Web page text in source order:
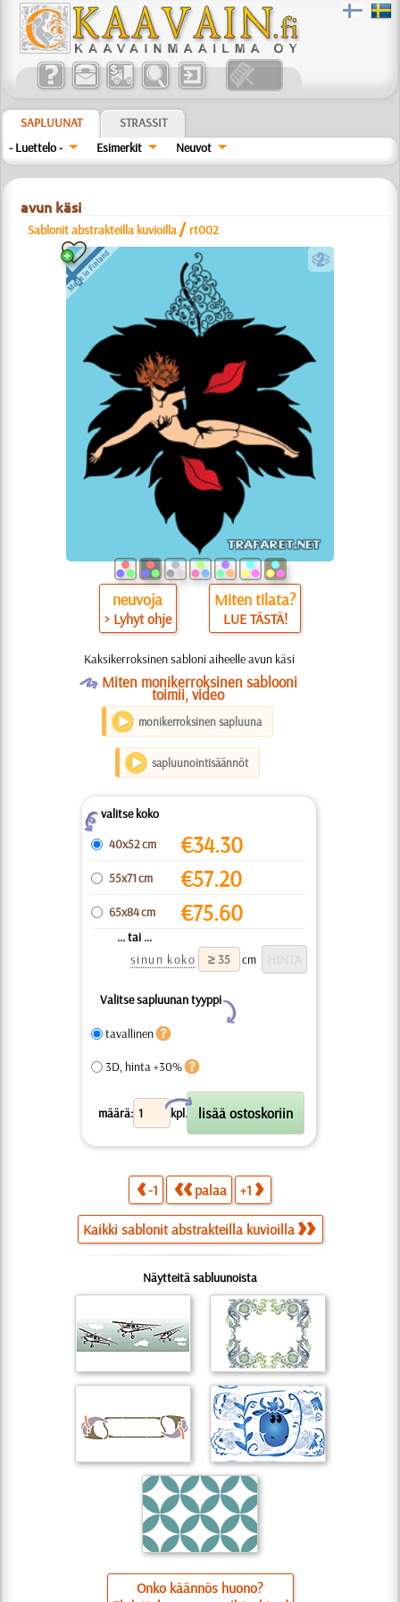
SAPLUUNAT
STRASSIT
- Luettelo -
Esimerkit Neuvot
avun käsi
Sablonit abstrakteilla kuvioilla / rt002
b
neuvoja
> Lyhyt ohje
Miten tilata?
LUE TÄSTÄ!
Kaksikerroksinen sabloni aiheelle avun käsi
OMiten monikerroksinen sablooni
toimii, video
monikerroksinen sapluuna
sapluunointisäännöt
Zvalitse koko
40x52 cm
€34.30
55x71 cm €57.20
65x84 cm €75.60
... tai ...
sinun koko
cm
Valitse sapluunan tyyppi
Y
tavallinen
3D, hinta +30%
määrä: kpl.
X
-1 palaa +1
Kaikki sablonit abstrakteilla kuvioilla
Näytteitä sabluunoista
Onko käännös huono?